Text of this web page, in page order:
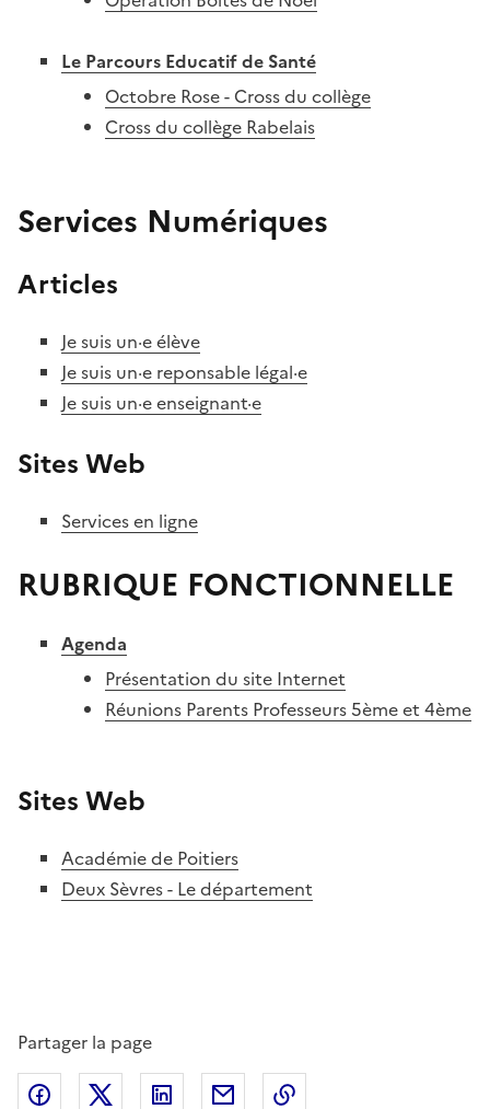
Le Parcours Educatif de Santé
Octobre Rose - Cross du collège
Cross du collège Rabelais
Services Numériques
Articles
Je suis un·e élève
Je suis un·e reponsable légal·e
Je suis un·e enseignant·e
Sites Web
Services en ligne
RUBRIQUE FONCTIONNELLE
Agenda
Présentation du site Internet
Réunions Parents Professeurs 5ème et 4ème
Sites Web
Académie de Poitiers
Deux Sèvres - Le département
Partager la page
Partager sur Facebook
Partager sur Twitter
Partager sur LinkedIn
Partager par email